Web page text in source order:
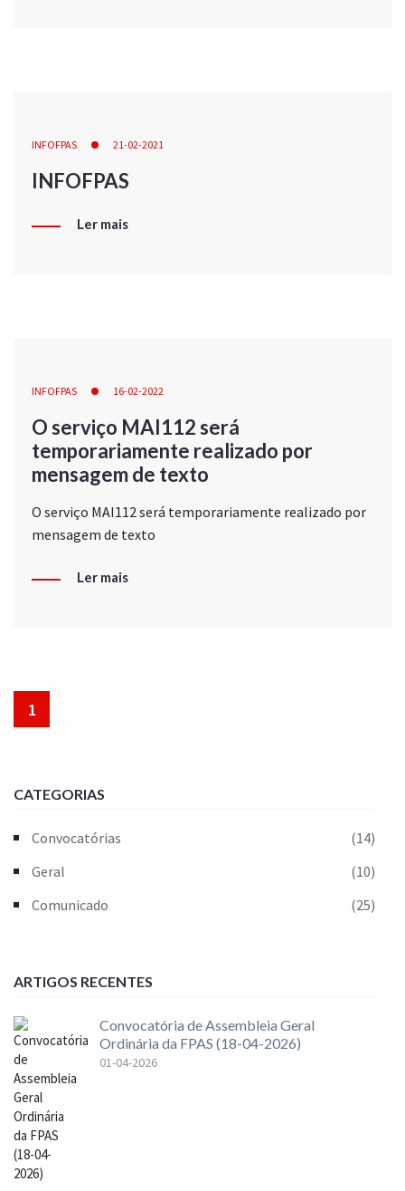
INFOFPAS 21-02-2021
INFOFPAS
Ler mais
INFOFPAS 16-02-2022
O serviço MAI112 será
temporariamente realizado por
mensagem de texto
O serviço MAI112 será temporariamente realizado por
mensagem de texto
Ler mais
1
CATEGORIAS
Convocatórias
(14)
Geral
(10)
Comunicado
(25)
ARTIGOS RECENTES
Convocatória de Assembleia Geral
Ordinária da FPAS (18-04-2026)
01-04-2026